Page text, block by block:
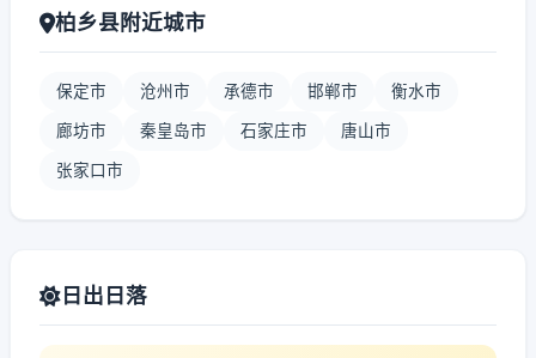
柏乡县附近城市
保定市 沧州市 承德市 邯郸市 衡水市
廊坊市 秦皇岛市 石家庄市 唐山市
张家口市
日出日落